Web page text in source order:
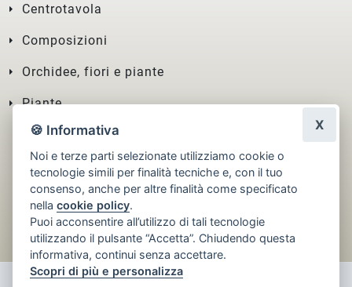
Centrotavola
Composizioni
Orchidee, fiori e piante
Piante
🍪 Informativa
Noi e terze parti selezionate utilizziamo cookie o
tecnologie simili per finalità tecniche e, con il tuo
consenso, anche per altre finalità come specificato
nellacookie policy.
Puoi acconsentire all’utilizzo di tali tecnologie
utilizzando il pulsante “Accetta”. Chiudendo questa
informativa, continui senza accettare.
Scopri di più e personalizza
X